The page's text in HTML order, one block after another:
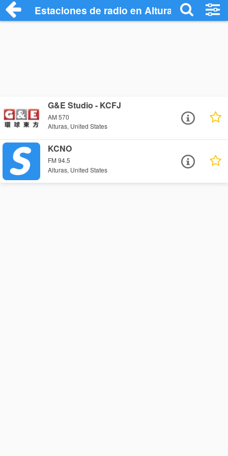
Estaciones de radio en Alturas -
G&E Studio - KCFJ
AM 570
Alturas, United States
KCNO
FM 94.5
Alturas, United States